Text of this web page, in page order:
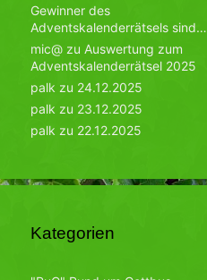
Gewinner des
Adventskalenderrätsels sind…
mic@ zu Auswertung zum
Adventskalenderrätsel 2025
palk zu 24.12.2025
palk zu 23.12.2025
palk zu 22.12.2025
Kategorien